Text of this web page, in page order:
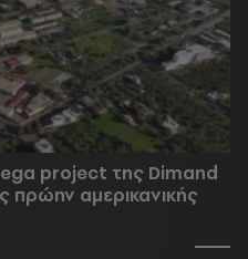
project της Dimand
πρώην αμερικανικής